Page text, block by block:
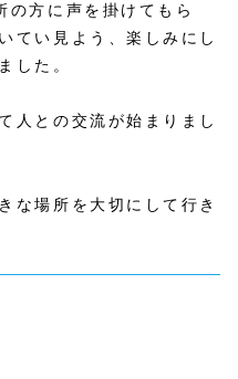
の方に声を掛けてもら
てい見よう、楽しみにし
した。
人との交流が始まりまし
な場所を大切にして行き